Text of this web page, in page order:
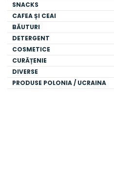
SNACKS
CAFEA ȘI CEAI
BĂUTURI
DETERGENT
COSMETICE
CURĂȚENIE
DIVERSE
PRODUSE POLONIA / UCRAINA